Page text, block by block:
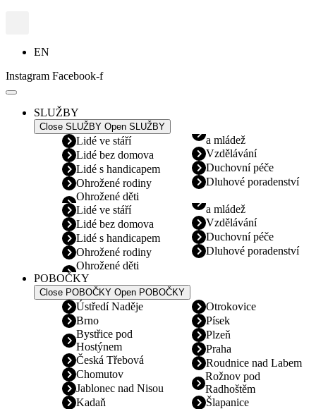
EN
Instagram Facebook-f
SLUŽBY
Close SLUŽBY Open SLUŽBY
Lidé ve stáří
Lidé bez domova
Lidé s handicapem
Ohrožené rodiny
Ohrožené děti
a mládež
Vzdělávání
Duchovní péče
Dluhové poradenství
Lidé ve stáří
Lidé bez domova
Lidé s handicapem
Ohrožené rodiny
Ohrožené děti
a mládež
Vzdělávání
Duchovní péče
Dluhové poradenství
POBOČKY
Close POBOČKY Open POBOČKY
Ústředí Naděje
Brno
Bystřice pod
Hostýnem
Česká Třebová
Chomutov
Jablonec nad Nisou
Kadaň
Otrokovice
Písek
Plzeň
Praha
Roudnice nad Labem
Rožnov pod
Radhoštěm
Šlapanice